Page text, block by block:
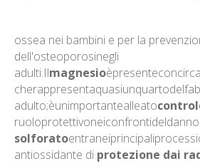
ossea nei bambini e per la
dell'osteoporosinegli
adulti.Ilmagnesio
adulto;èunimportantealleato
solforato
antiossidante di protezione dai